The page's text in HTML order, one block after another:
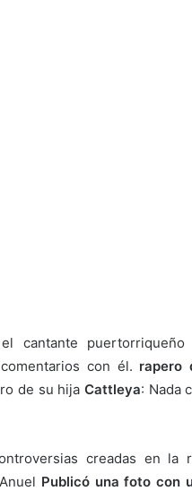
cantante
con él. rapero
de su hijaCattleya: Nada
creadas en
Publicó una foto con